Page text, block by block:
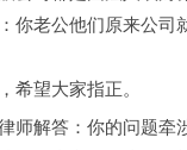
你老公他们原来公司
希望大家指正。
律师解答：你的问题